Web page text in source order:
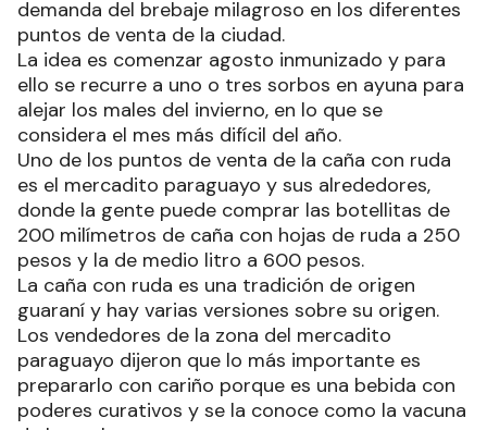
demanda del brebaje milagroso en los diferentes
puntos de venta de la ciudad.
La idea es comenzar agosto inmunizado y para
ello se recurre a uno o tres sorbos en ayuna para
alejar los males del invierno, en lo que se
considera el mes más difícil del año.
Uno de los puntos de venta de la caña con ruda
es el mercadito paraguayo y sus alrededores,
donde la gente puede comprar las botellitas de
200 milímetros de caña con hojas de ruda a 250
pesos y la de medio litro a 600 pesos.
La caña con ruda es una tradición de origen
guaraní y hay varias versiones sobre su origen.
Los vendedores de la zona del mercadito
paraguayo dijeron que lo más importante es
prepararlo con cariño porque es una bebida con
poderes curativos y se la conoce como la vacuna